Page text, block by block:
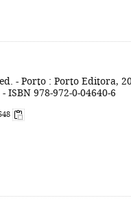
- Porto : Porto Editora,
978-972-0-04640-6